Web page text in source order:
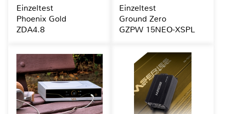
Einzeltest
Phoenix Gold
ZDA4.8
Einzeltest
Ground Zero
GZPW 15NEO-XSPL